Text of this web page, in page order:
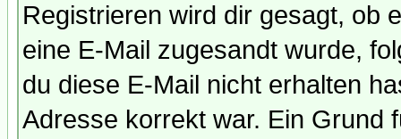
Registrieren wird dir gesagt, ob
eine E-Mail zugesandt wurde,
du diese E-Mail nicht erhalten
Adresse korrekt war. Ein Grund